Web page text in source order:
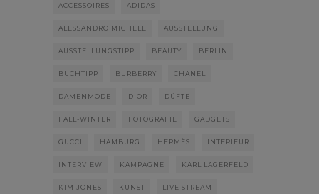
ACCESSOIRES ADIDAS
ALESSANDRO MICHELE AUSSTELLUNG
AUSSTELLUNGSTIPP BEAUTY BERLIN
BUCHTIPP BURBERRY CHANEL
DAMENMODE DIOR DÜFTE
FALL-WINTER FOTOGRAFIE GADGETS
GUCCI HAMBURG HERMÈS INTERIEUR
INTERVIEW KAMPAGNE KARL LAGERFELD
KIM JONES KUNST LIVE STREAM